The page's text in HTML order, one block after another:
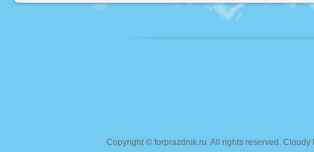
Copyright © forprazdnik.ru. All rights reserved.